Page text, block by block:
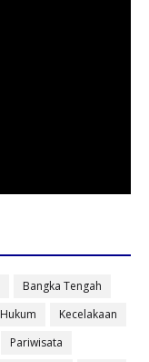
Bangka Tengah
Hukum
Kecelakaan
Pariwisata